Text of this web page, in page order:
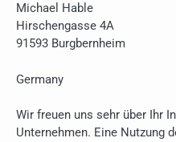
Michael Hable
Hirschengasse 4A
91593 Burgbernheim
Germany
Wir freuen uns sehr über Ihr
Unternehmen. Eine Nutzung